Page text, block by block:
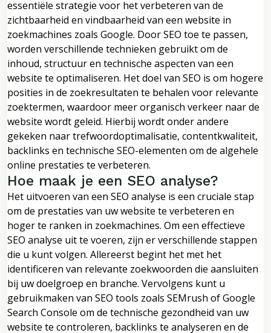
essentiële strategie voor het verbeteren van de
zichtbaarheid en vindbaarheid van een website in
zoekmachines zoals Google. Door SEO toe te passen,
worden verschillende technieken gebruikt om de
inhoud, structuur en technische aspecten van een
website te optimaliseren. Het doel van SEO is om hogere
posities in de zoekresultaten te behalen voor relevante
zoektermen, waardoor meer organisch verkeer naar de
website wordt geleid. Hierbij wordt onder andere
gekeken naar trefwoordoptimalisatie, contentkwaliteit,
backlinks en technische SEO-elementen om de algehele
online prestaties te verbeteren.
Hoe maak je een SEO analyse?
Het uitvoeren van een SEO analyse is een cruciale stap
om de prestaties van uw website te verbeteren en
hoger te ranken in zoekmachines. Om een effectieve
SEO analyse uit te voeren, zijn er verschillende stappen
die u kunt volgen. Allereerst begint het met het
identificeren van relevante zoekwoorden die aansluiten
bij uw doelgroep en branche. Vervolgens kunt u
gebruikmaken van SEO tools zoals SEMrush of Google
Search Console om de technische gezondheid van uw
website te controleren, backlinks te analyseren en de